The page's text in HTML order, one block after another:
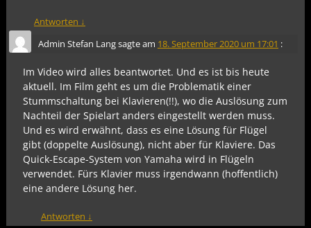
Antworten ↓
Admin Stefan Langsagte am 18. September 2020 um 17:01 :
Im Video wird alles beantwortet. Und es ist bis heute
aktuell. Im Film geht es um die Problematik einer
Stummschaltung bei Klavieren(!!), wo die Auslösung zum
Nachteil der Spielart anders eingestellt werden muss.
Und es wird erwähnt, dass es eine Lösung für Flügel
gibt (doppelte Auslösung), nicht aber für Klaviere. Das
Quick-Escape-System von Yamaha wird in Flügeln
verwendet. Fürs Klavier muss irgendwann (hoffentlich)
eine andere Lösung her.
Antworten ↓